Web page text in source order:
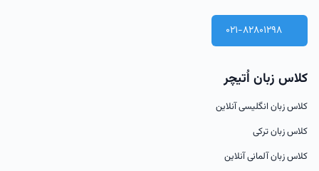
021-82801298
کلاس زبان اُتیچر
کلاس زبان انگلیسی آنلاین
کلاس زبان ترکی
کلاس زبان آلمانی آنلاین